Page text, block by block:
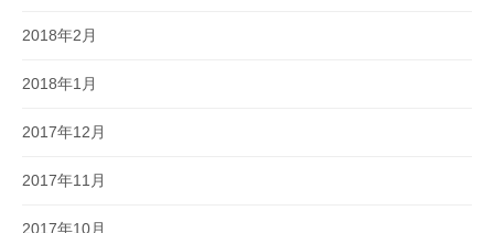
2018年2月
2018年1月
2017年12月
2017年11月
2017年10月